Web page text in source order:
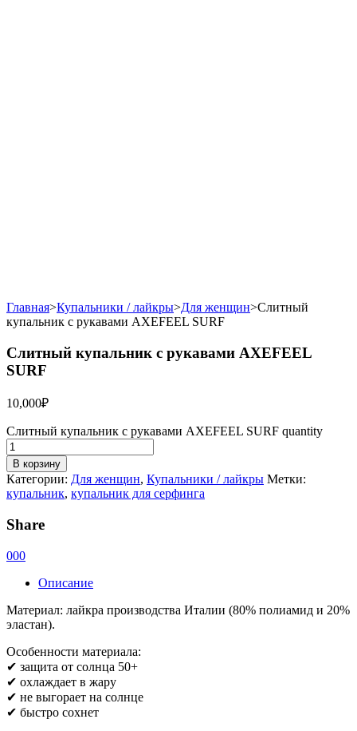
Главная>Купальники / лайкры>Для женщин>Слитный
купальник с рукавами AXEFEEL SURF
Слитный купальник с рукавами AXEFEEL
SURF
10,000₽
Слитный купальник с рукавами AXEFEEL SURF quantity
В корзину
Категории: Для женщин, Купальники / лайкры Метки:
купальник, купальник для серфинга
Share
000
Описание
Материал: лайкра производства Италии (80% полиамид и 20%
эластан).
Особенности материала:
✔ защита от солнца 50+
✔ охлаждает в жару
✔ не выгорает на солнце
✔ быстро сохнет